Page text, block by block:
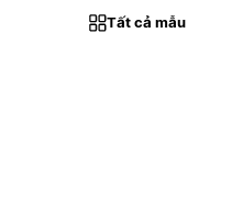
Tất cả mẫu